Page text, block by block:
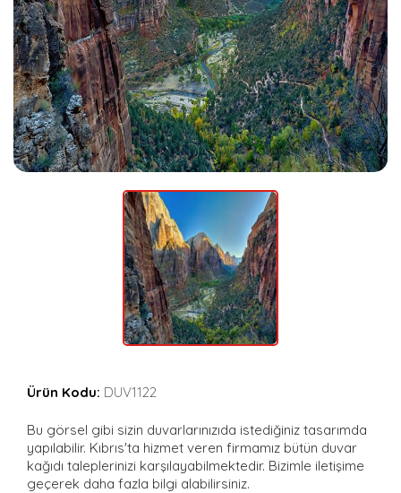
Ürün Kodu: DUV1122
Bu görsel gibi sizin duvarlarınızıda istediğiniz tasarımda
yapılabilir. Kıbrıs'ta hizmet veren firmamız bütün duvar
kağıdı taleplerinizi karşılayabilmektedir. Bizimle iletişime
geçerek daha fazla bilgi alabilirsiniz.